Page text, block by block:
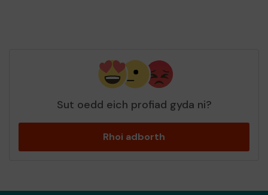
Sut oedd eich profiad gyda ni?
Rhoi adborth